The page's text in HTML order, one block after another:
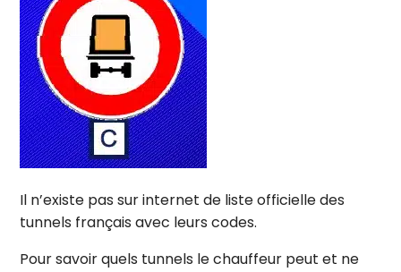
Il n’existe pas sur internet de liste officielle des
tunnels français avec leurs codes.
Pour savoir quels tunnels le chauffeur peut et ne